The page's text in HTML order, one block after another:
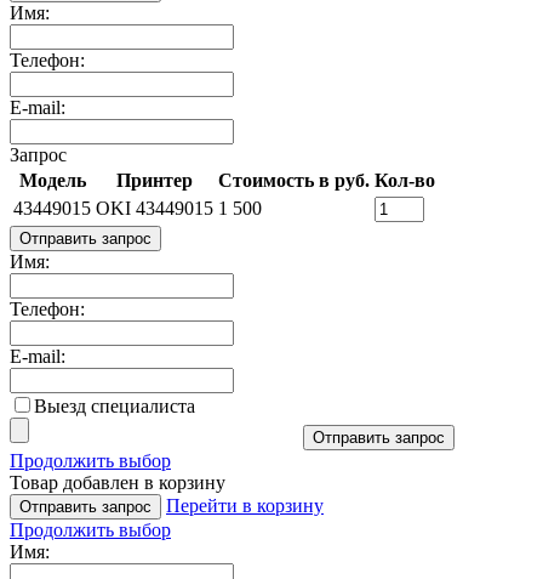
Имя:
Телефон:
E-mail:
Запрос
Модель
Принтер Стоимость в руб. Кол-во
43449015 OKI 43449015 1 500
Отправить запрос
Имя:
Телефон:
E-mail:
Выезд специалиста
Отправить запрос
Продолжить выбор
Товар добавлен в корзину
Отправить запрос
Перейти в корзину
Продолжить выбор
Имя: